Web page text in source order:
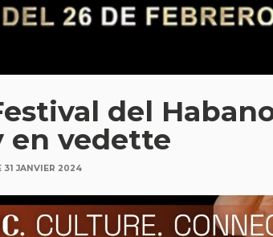
del
en vedette
31 JANVIER 2024